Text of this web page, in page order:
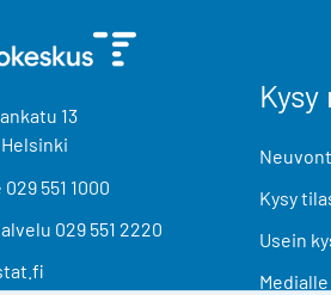
13
Helsinki
029 551 1000
029 551 2220
Kysy
Usein
Medialle